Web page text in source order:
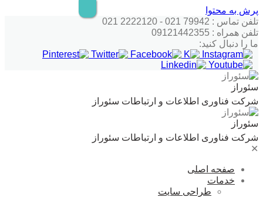
پرش به محتوا
تلفن تماس : 79942 021 - 2222120 021
تلفن همراه : 09121442355
ما را دنبال کنید:
سئوراز
شرکت فناوری اطلاعات و ارتباطات سئوراز
سئوراز
شرکت فناوری اطلاعات و ارتباطات سئوراز
✕
صفحه اصلی
خدمات
طراحی سایت